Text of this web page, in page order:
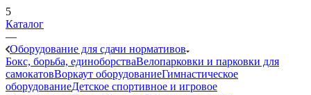
5
Каталог
—
Оборудование для сдачи нормативов
Бокс, борьба, единоборстваВелопарковки и парковки для
самокатовВоркаут оборудованиеГимнастическое
оборудованиеДетское спортивное и игровое